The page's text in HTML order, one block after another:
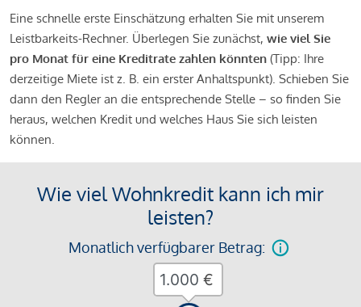
Eine schnelle erste Einschätzung erhalten Sie mit unserem
Leistbarkeits-Rechner. Überlegen Sie zunächst, wie viel Sie
pro Monat für eine Kreditrate zahlen könnten (Tipp: Ihre
derzeitige Miete ist z. B. ein erster Anhaltspunkt). Schieben Sie
dann den Regler an die entsprechende Stelle – so finden Sie
heraus, welchen Kredit und welches Haus Sie sich leisten
können.
Wie viel Wohnkredit kann ich mir
leisten?
Monatlich verfügbarer Betrag:
€